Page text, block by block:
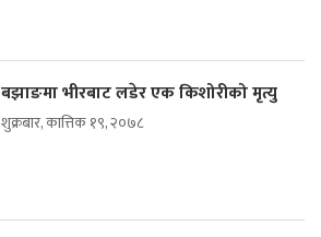
बझाङमा भीरबाट लडेर एक किशोरीको मृत्यु
शुक्रबार, कात्तिक १९, २०७८